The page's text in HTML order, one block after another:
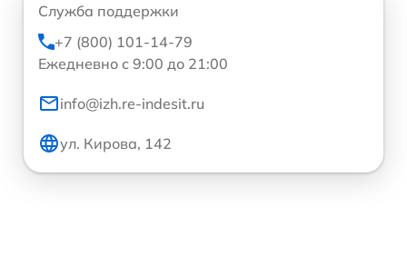
Служба поддержки
+7 (800) 101-14-79
Ежедневно с 9:00 до 21:00
info@izh.re-indesit.ru
ул. Кирова, 142